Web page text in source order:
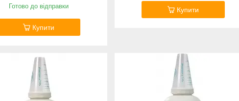
Готово до відправки
Купити
Купити